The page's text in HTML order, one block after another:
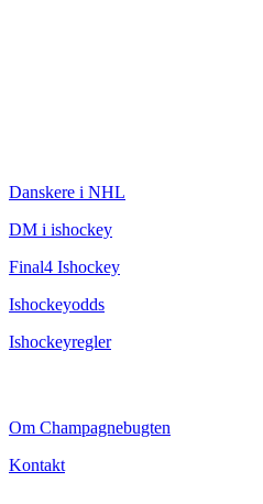
Danskere i NHL
DM i ishockey
Final4 Ishockey
Ishockeyodds
Ishockeyregler
Om Champagnebugten
Kontakt